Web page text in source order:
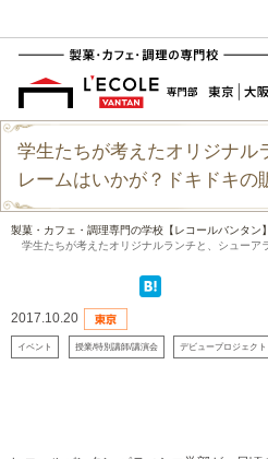
学生たちが考えたオリジナル
レームはいかが？ドキドキの
製菓・カフェ・調理専門の学校【レコールバンタン】
学生たちが考えたオリジナルランチと、シューア
2017.10.20
イベント 授業/特別講師/講演会 デビュープロジェクト